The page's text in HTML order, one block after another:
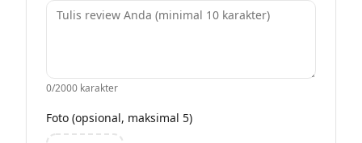
0/2000 karakter
Foto (opsional, maksimal 5)